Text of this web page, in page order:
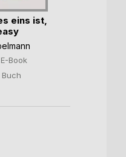
eins ist,
E-Book
Buch